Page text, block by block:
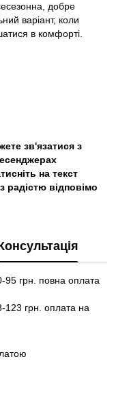
добре
варіант, коли
в комфорті.
зв'язатися з
на текст
відповімо
грн. повна оплата
грн. оплата на